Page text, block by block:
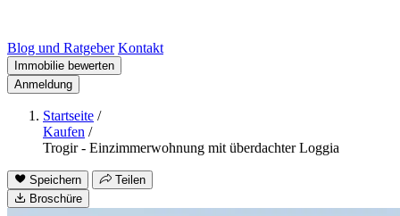
Blog und Ratgeber Kontakt
Immobilie bewerten
Anmeldung
Startseite /
Kaufen /
Trogir - Einzimmerwohnung mit überdachter Loggia
Speichern
Teilen
Broschüre